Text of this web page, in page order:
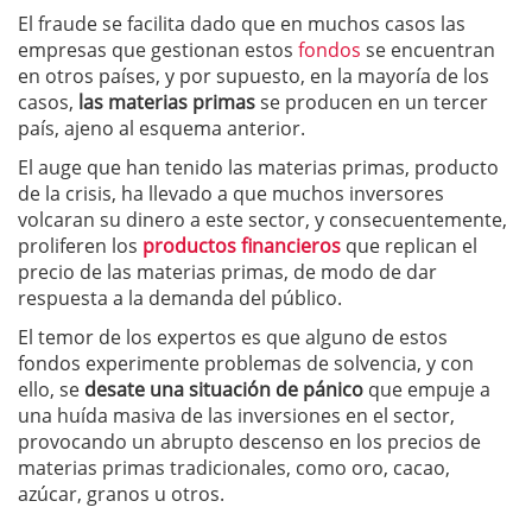
El fraude se facilita dado que en muchos casos las
empresas que gestionan estos fondos se encuentran
en otros países, y por supuesto, en la mayoría de los
casos, las materias primasse producen en un tercer
país, ajeno al esquema anterior.
El auge que han tenido las materias primas, producto
de la crisis, ha llevado a que muchos inversores
volcaran su dinero a este sector, y consecuentemente,
proliferen los productos financieros que replican el
precio de las materias primas, de modo de dar
respuesta a la demanda del público.
El temor de los expertos es que alguno de estos
fondos experimente problemas de solvencia, y con
ello, se desate una situación de pánico que empuje a
una huída masiva de las inversiones en el sector,
provocando un abrupto descenso en los precios de
materias primas tradicionales, como oro, cacao,
azúcar, granos u otros.